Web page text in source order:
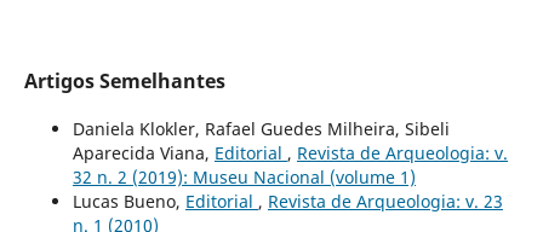
Artigos Semelhantes
Daniela Klokler, Rafael Guedes Milheira, Sibeli
Aparecida Viana, Editorial , Revista de Arqueologia: v.
32 n. 2 (2019): Museu Nacional (volume 1)
Lucas Bueno, Editorial , Revista de Arqueologia: v. 23
n. 1 (2010)